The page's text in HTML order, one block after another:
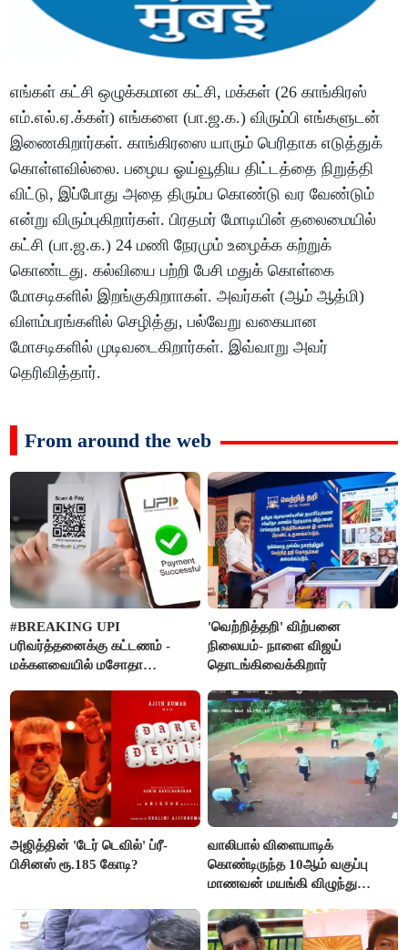
எங்கள் கட்சி ஒழுக்கமான கட்சி, மக்கள் (26 காங்கிரஸ்
எம்.எல்.ஏ.க்கள்) எங்களை (பா.ஜ.க.) விரும்பி எங்களுடன்
இணைகிறார்கள். காங்கிரஸை யாரும் பெரிதாக எடுத்துக்
கொள்ளவில்லை. பழைய ஓய்வூதிய திட்டத்தை நிறுத்தி
விட்டு, இப்போது அதை திரும்ப கொண்டு வர வேண்டும்
என்று விரும்புகிறார்கள். பிரதமர் மோடியின் தலைமையில்
கட்சி (பா.ஜ.க.) 24 மணி நேரமும் உழைக்க கற்றுக்
கொண்டது. கல்வியை பற்றி பேசி மதுக் கொள்கை
மோசடிகளில் இறங்குகிறாாகள். அவர்கள் (ஆம் ஆத்மி)
விளம்பரங்களில் செழித்து, பல்வேறு வகையான
மோசடிகளில் முடிவடைகிறார்கள். இவ்வாறு அவர்
தெரிவித்தார்.
From around the web
#BREAKING UPI
பரிவர்த்தனைக்கு கட்டணம் -
மக்களவையில் மசோதா
'வெற்றித்தறி' விற்பனை
நிலையம்- நாளை விஜய்
தொடங்கிவைக்கிறார்
அஜித்தின் 'டேர் டெவில்' ப்ரீ-
பிசினஸ் ரூ.185 கோடி?
வாலிபால் விளையாடிக்
கொண்டிருந்த 10ஆம் வகுப்பு
மாணவன் மயங்கி விழுந்து